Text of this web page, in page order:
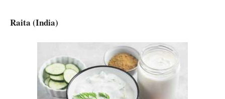
Raita (India)